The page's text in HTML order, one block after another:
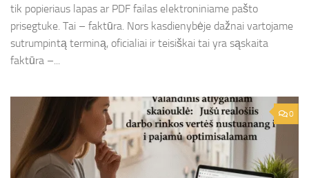
tik popieriaus lapas ar PDF failas elektroniniame pašto
prisegtuke. Tai – faktūra. Nors kasdienybėje dažnai vartojame
sutrumpintą terminą, oficialiai ir teisiškai tai yra sąskaita
faktūra –...
0